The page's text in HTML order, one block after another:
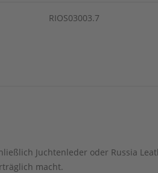
RIOS03003.7
Juchtenleder oder Russia
macht.